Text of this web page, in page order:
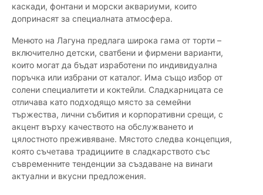
каскади, фонтани и морски аквариуми, които
допринасят за специалната атмосфера.
Менюто на Лагуна предлага широка гама от торти –
включително детски, сватбени и фирмени варианти,
които могат да бъдат изработени по индивидуална
поръчка или избрани от каталог. Има също избор от
солени специалитети и коктейли. Сладкарницата се
отличава като подходящо място за семейни
тържества, лични събития и корпоративни срещи, с
акцент върху качеството на обслужването и
цялостното преживяване. Мястото следва концепция,
която съчетава традициите в сладкарството със
съвременните тенденции за създаване на винаги
актуални и вкусни предложения.